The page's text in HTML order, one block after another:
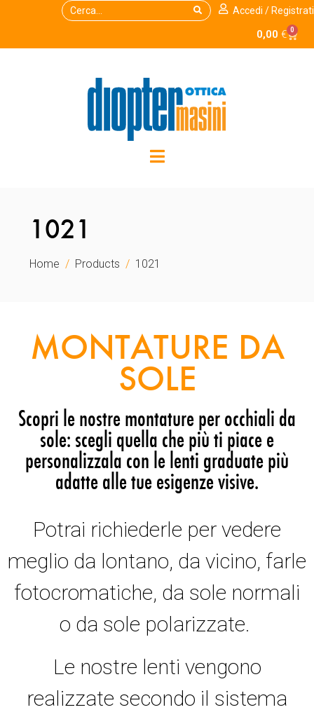
Accedi / Registrati
0,00 € 0
1021
Home Products 1021
MONTATURE DA
SOLE
Scopri le nostre montature per occhiali da
sole: scegli quella che più ti piace e
personalizzala con le lenti graduate più
adatte alle tue esigenze visive.
Potrai richiederle per vedere
meglio da lontano, da vicino, farle
fotocromatiche, da sole normali
o da sole polarizzate.
Le nostre lenti vengono
realizzate secondo il sistema